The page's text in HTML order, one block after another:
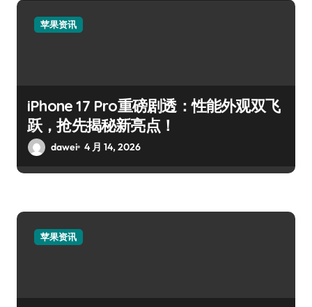
苹果资讯
iPhone 17 Pro重磅剧透：性能外观双飞
跃，抢先揭秘新亮点！
dawei 4 月 14, 2026
苹果资讯